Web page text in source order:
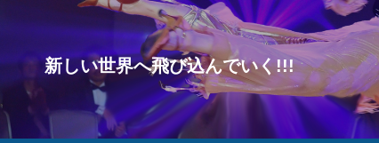
新しい世界へ飛び込んでいく!!!